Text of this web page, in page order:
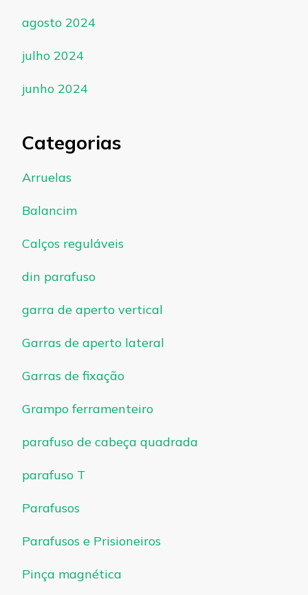
agosto 2024
julho 2024
junho 2024
Categorias
Arruelas
Balancim
Calços reguláveis
din parafuso
garra de aperto vertical
Garras de aperto lateral
Garras de fixação
Grampo ferramenteiro
parafuso de cabeça quadrada
parafuso T
Parafusos
Parafusos e Prisioneiros
Pinça magnética